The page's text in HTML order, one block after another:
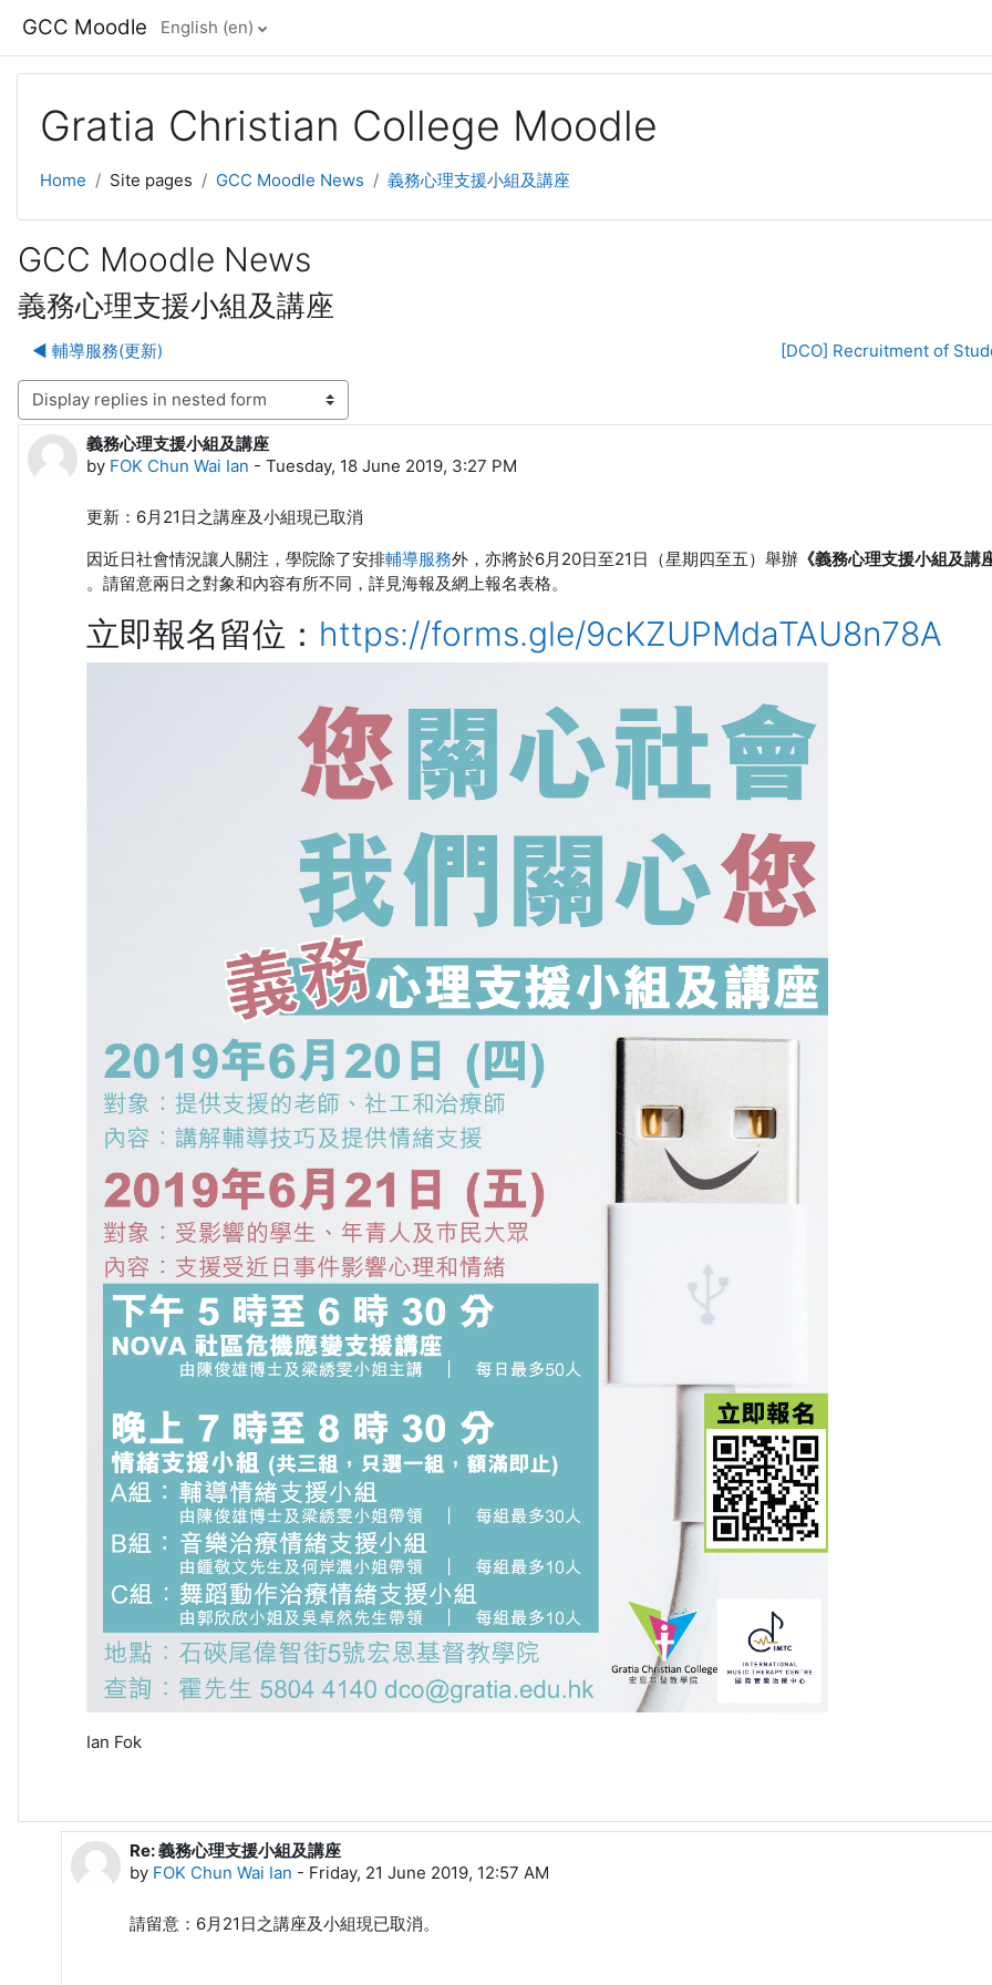
GCC Moodle English ‎(en)‎
Gratia Christian College Moodle
Home Site pages GCC Moodle News 義務心理支援小組及講座
GCC Moodle News
義務心理支援小組及講座
◀︎ 輔導服務(更新) [DCO] Recruitment of
mode
義務心理支援小組及講座
by FOK Chun Wai Ian - Tuesday, 18 June 2019, 3:27 PM
Number of replies: 1
更新：6月21日之講座及小組現已取消
因近日社會情況讓人關注，學院除了安排輔導服務外，亦將於6月20日至21日（星期四至五）舉辦 《義務心理支援小組及講
。請留意兩日之對象和內容有所不同，詳見海報及網上報名表格。
立即報名留位： https://forms.gle/9cKZUPMdaTAU8n78A
Ian Fok
In reply to FOK Chun Wai Ian
Re: 義務心理支援小組及講座
by FOK Chun Wai Ian - Friday, 21 June 2019, 12:57 AM
請留意：6月21日之講座及小組現已取消。